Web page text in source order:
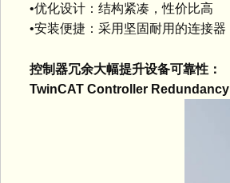
•优化设计：结构紧凑，性价比高
•安装便捷：采用坚固耐用的连接器
控制器冗余大幅提升设备可靠性：
TwinCAT Controller Redundancy